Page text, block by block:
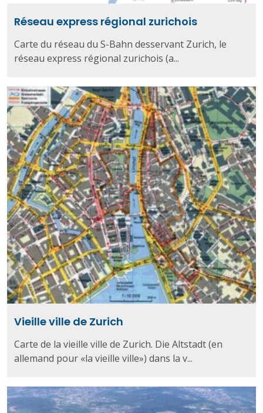
Réseau express régional zurichois
Carte du réseau du S-Bahn desservant Zurich, le
réseau express régional zurichois (a...
Vieille ville de Zurich
Carte de la vieille ville de Zurich. Die Altstadt (en
allemand pour «la vieille ville») dans la v...